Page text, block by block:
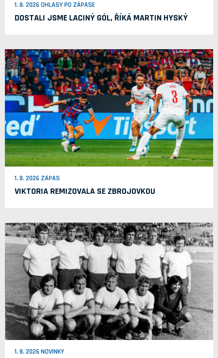
1. 8. 2026 OHLASY PO ZÁPASE
DOSTALI JSME LACINÝ GÓL, ŘÍKÁ MARTIN HYSKÝ
1. 8. 2026 ZÁPAS
VIKTORIA REMIZOVALA SE ZBROJOVKOU
1. 8. 2026 NOVINKY